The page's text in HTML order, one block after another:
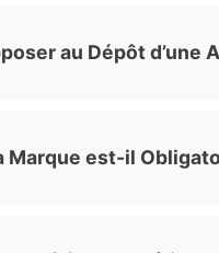
au Dépôt d’une
Marque est-il